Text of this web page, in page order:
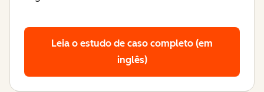
Leia o estudo de caso completo (em
inglês)